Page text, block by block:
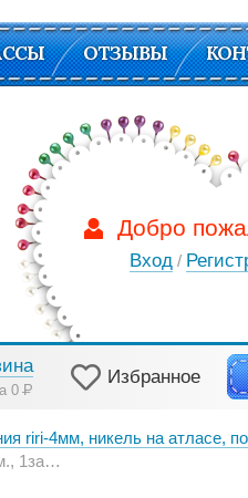
ОТЗЫВЫ
Добро
Вход /
0Р
Избранное
riri-4мм, никель на атласе, подвеска
ярко-желтый